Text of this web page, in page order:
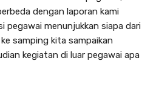
dengan laporan kami
pegawai menunjukkan siapa dari
samping kita sampaikan
kegiatan di luar pegawai apa